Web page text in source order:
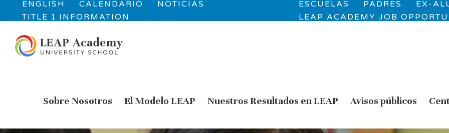
ENGLISH CALENDARIO
NOTICIAS
TITLE 1 INFORMATION
ESCUELAS PADRES
EX-
LEAP ACADEMY JOB
Sobre Nosotros El Modelo LEAP Nuestros Resultados en LEAP Avisos públicos